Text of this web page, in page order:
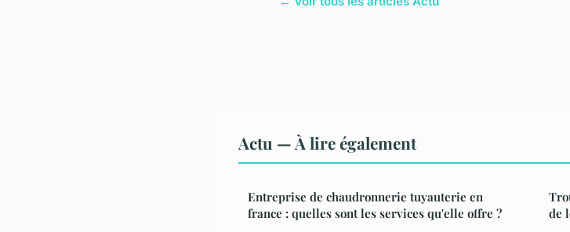
Actu — À lire également
Entreprise de chaudronnerie tuyauterie en
france : quelles sont les services qu'elle offre ?
de